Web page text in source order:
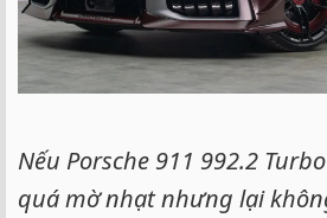
Nếu Porsche 911 992.2
quá mờ nhạt nhưng lại